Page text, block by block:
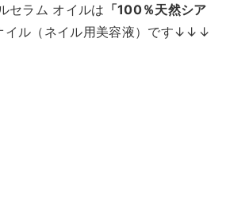
セラム オイルは 「100％天然シア
イル（ネイル用美容液）です↓↓↓